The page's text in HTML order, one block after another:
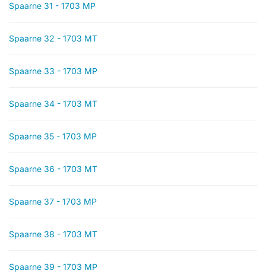
Spaarne 31 - 1703 MP
Spaarne 32 - 1703 MT
Spaarne 33 - 1703 MP
Spaarne 34 - 1703 MT
Spaarne 35 - 1703 MP
Spaarne 36 - 1703 MT
Spaarne 37 - 1703 MP
Spaarne 38 - 1703 MT
Spaarne 39 - 1703 MP